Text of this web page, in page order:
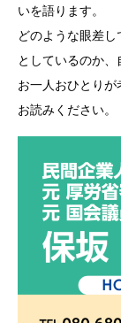
いを語ります。
どのような眼差
としているのか、
お一人おひとりが
お読みください。